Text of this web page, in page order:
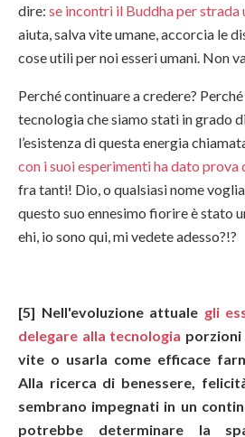
dire: se incontri il Buddha per strada
aiuta, salva vite umane, accorcia le
cose utili per noi esseri umani. Non
Perché continuare a credere?
tecnologia che siamo stati in grado
l’esistenza di questa energia
con i suoi esperimenti ha dato prova
fra tanti! Dio, o qualsiasi nome
questo suo ennesimo fiorire è stato
ehi, io sono qui, mi vedete adesso?!?
[5] Nell'evoluzione attuale gli
delegare alla tecnologia
vite o usarla come efficace
Alla ricerca di benessere,
sembrano impegnati in un
potrebbe determinare la